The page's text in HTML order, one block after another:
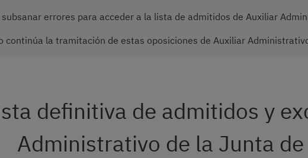
subsanar errores para acceder a la lista de admitidos de Auxiliar
continúa la tramitación de estas oposiciones de Auxiliar
definitiva de admitidos y
Administrativo de la Junta